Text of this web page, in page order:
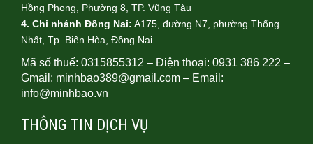
Hồng Phong, Phường 8, TP. Vũng Tàu
4. Chi nhánh Đồng Nai: A175, đường N7, phường Thống
Nhất, Tp. Biên Hòa, Đồng Nai
Mã số thuế: 0315855312 – Điện thoại: 0931 386 222 –
Gmail: minhbao389@gmail.com – Email:
info@minhbao.vn
THÔNG TIN DỊCH VỤ